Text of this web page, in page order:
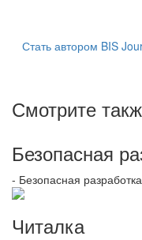
Стать автором BIS
Смотрите
Безопасная
- Безопасная
Читалка